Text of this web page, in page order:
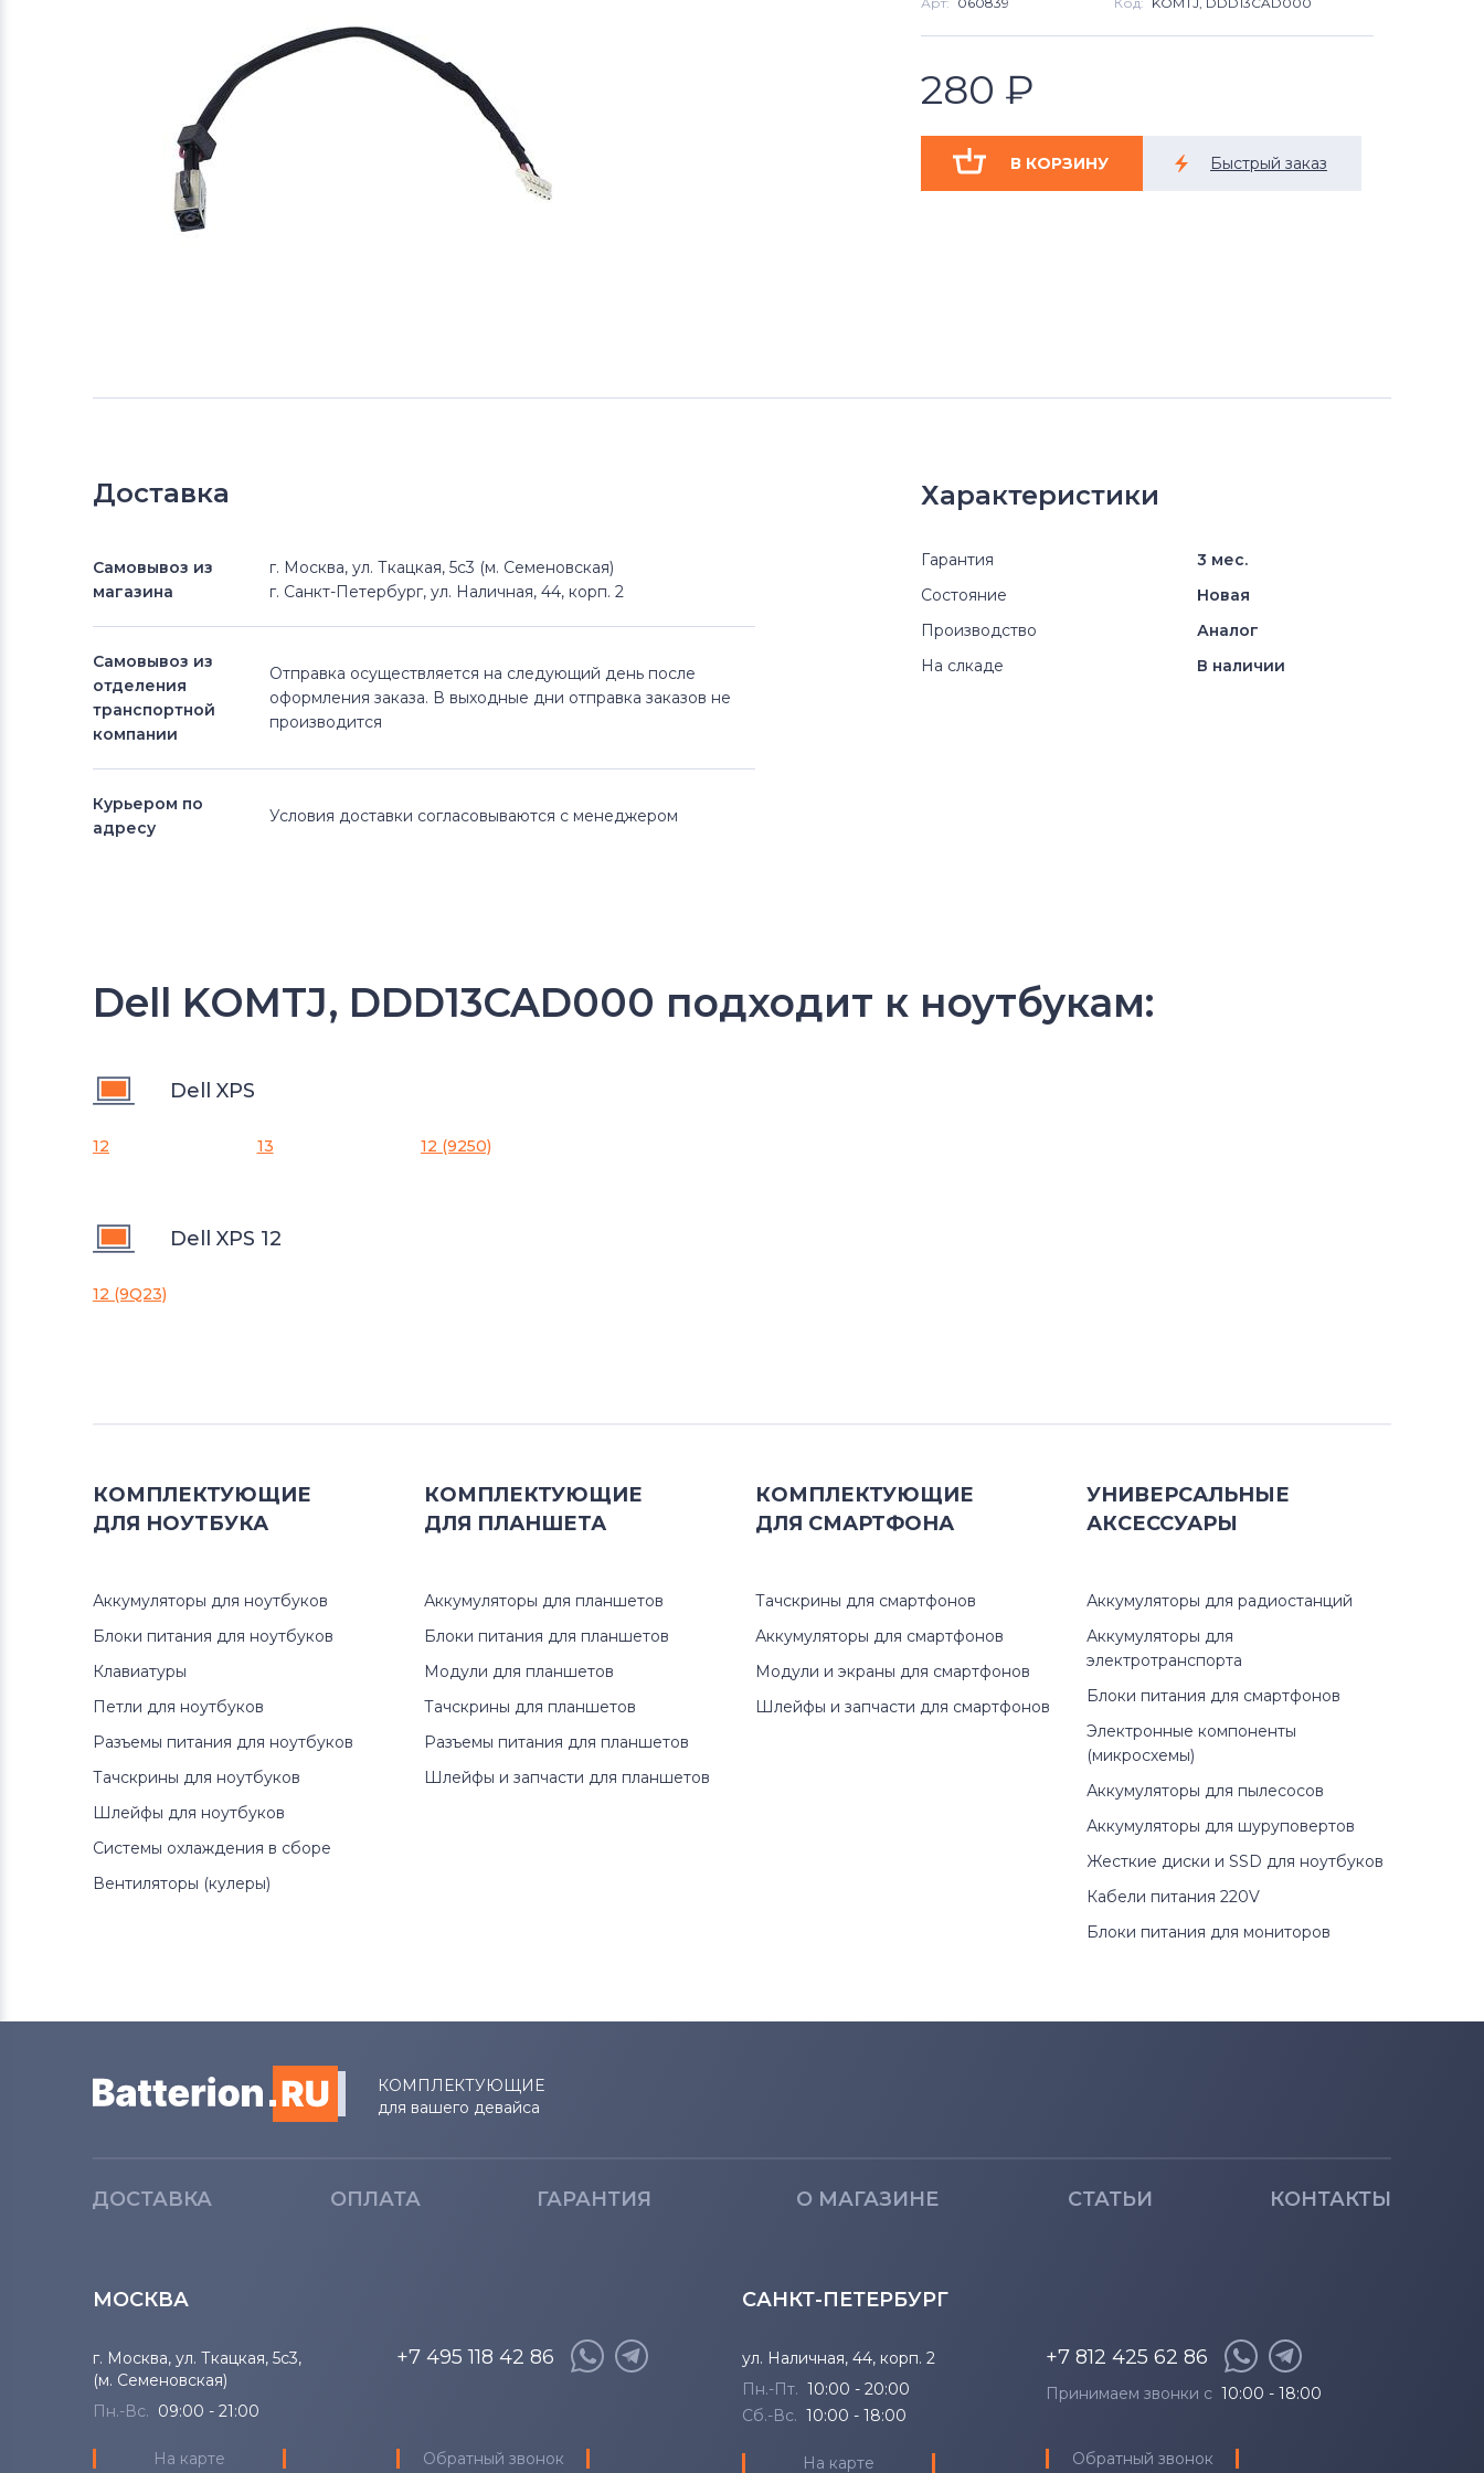
280 ₽
Доставка
Самовывоз из
магазина
г. Москва, ул. Ткацкая, 5с3 (м. Семеновская)
г. Санкт-Петербург, ул. Наличная, 44, корп. 2
Самовывоз из
отделения
транспортной
компании
Отправка осуществляется на следующий день после
оформления заказа. В выходные дни отправка заказов не
производится
Курьером по
адресу
Условия доставки согласовываются с менеджером
Характеристики
Гарантия
3 мес.
Состояние
Новая
Производство
Аналог
На слкаде
В наличии
Dell KOMTJ, DDD13CAD000 подходит к ноутбукам:
Dell XPS
12 13 12 (9250)
Dell XPS 12
12 (9Q23)
КОМПЛЕКТУЮЩИЕ
ДЛЯ НОУТБУКА
Аккумуляторы для ноутбуков
Блоки питания для ноутбуков
Клавиатуры
Петли для ноутбуков
Разъемы питания для ноутбуков
Тачскрины для ноутбуков
Шлейфы для ноутбуков
Системы охлаждения в сборе
Вентиляторы (кулеры)
КОМПЛЕКТУЮЩИЕ
ДЛЯ ПЛАНШЕТА
Аккумуляторы для планшетов
Блоки питания для планшетов
Модули для планшетов
Тачскрины для планшетов
Разъемы питания для планшетов
Шлейфы и запчасти для планшетов
КОМПЛЕКТУЮЩИЕ
ДЛЯ СМАРТФОНА
Тачскрины для смартфонов
Аккумуляторы для смартфонов
Модули и экраны для смартфонов
Шлейфы и запчасти для смартфонов
УНИВЕРСАЛЬНЫЕ
АКСЕССУАРЫ
Аккумуляторы для радиостанций
Аккумуляторы для
электротранспорта
Блоки питания для смартфонов
Электронные компоненты
(микросхемы)
Аккумуляторы для пылесосов
Аккумуляторы для шуруповертов
Жесткие диски и SSD для ноутбуков
Кабели питания 220V
Блоки питания для мониторов
КОМПЛЕКТУЮЩИЕ
для вашего девайса
ДОСТАВКА ОПЛАТА ГАРАНТИЯ О МАГАЗИНЕ СТАТЬИ КОНТАКТЫ
МОСКВА
г. Москва, ул. Ткацкая, 5с3,
(м. Семеновская)
Пн.-Вс. 09:00 - 21:00
На карте
+7 495 118 42 86
Обратный звонок
САНКТ-ПЕТЕРБУРГ
ул. Наличная, 44, корп. 2
Пн.-Пт. 10:00 - 20:00
Сб.-Вс. 10:00 - 18:00
На карте
+7 812 425 62 86
Принимаем звонки с 10:00 - 18:00
Обратный звонок